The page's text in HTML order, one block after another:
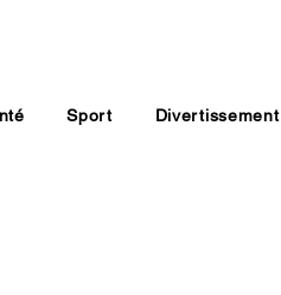
Sport Divertissement